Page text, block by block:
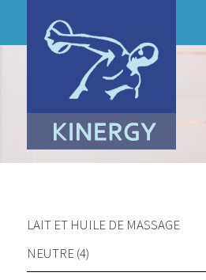
LAIT ET HUILE DE MASSAGE
NEUTRE (4)